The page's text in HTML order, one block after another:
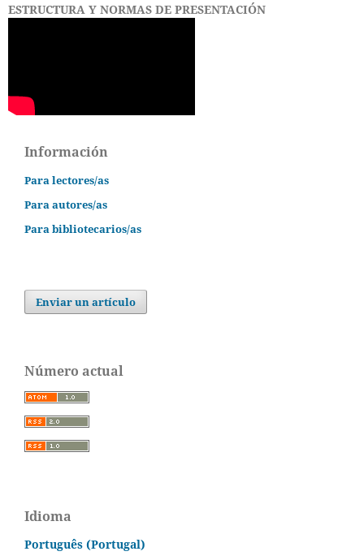
ESTRUCTURA Y NORMAS DE PRESENTACIÓN
Información
Para lectores/as
Para autores/as
Para bibliotecarios/as
Enviar un artículo
Número actual
Idioma
Português (Portugal)